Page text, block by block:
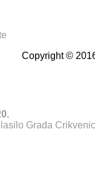
Copyright ©
Grada